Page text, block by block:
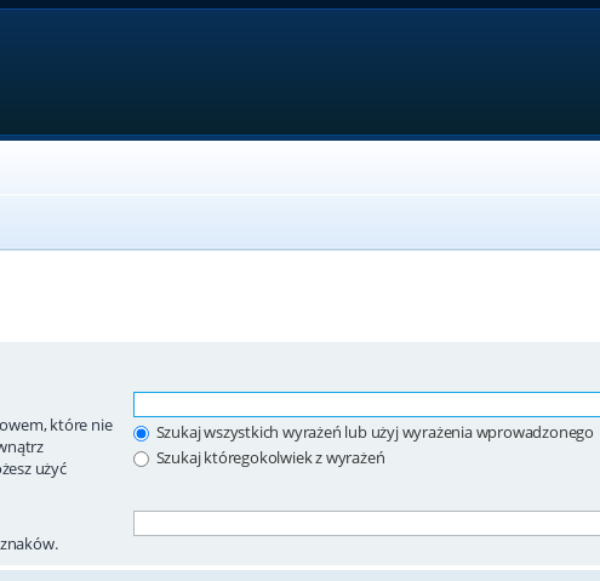
które nie
użyć
Szukaj wszystkich wyrażeń lub użyj wyrażenia wprowadzonego
Szukaj któregokolwiek z wyrażeń